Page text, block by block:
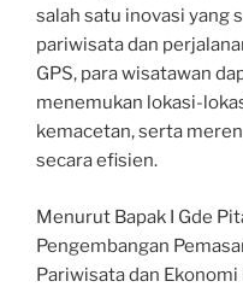
salah satu inovasi yang
pariwisata dan
GPS, para wisatawan
menemukan lokasi-
kemacetan, serta
secara efisien.
Menurut Bapak I Gde
Pengembangan
Pariwisata dan